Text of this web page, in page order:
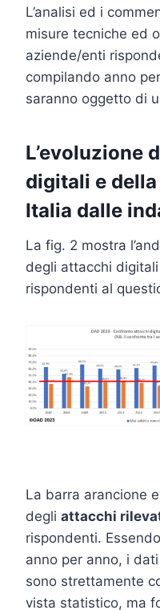
L’analisi ed i
misure tecniche ed
aziende/enti
compilando anno
saranno oggetto di
L’evoluzione
digitali e
Italia dalle
La fig. 2 mostra
degli attacchi
rispondenti al
La barra arancione
degli attacchi
rispondenti.
anno per anno, i
sono strettamente
vista statistico, ma